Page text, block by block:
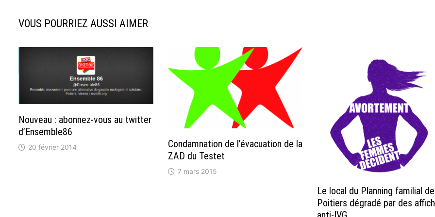
VOUS POURRIEZ AUSSI AIMER
Nouveau : abonnez-vous au twitter
d’Ensemble86
20 février 2014
Condamnation de l’évacuation de la
ZAD du Testet
7 mars 2015
Le local du Planning familial de
Poitiers dégradé par des